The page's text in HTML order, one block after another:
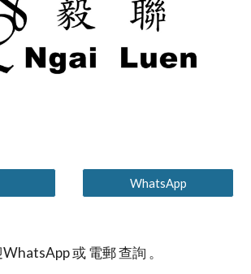
WhatsApp
或 電郵 查詢 。